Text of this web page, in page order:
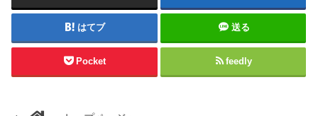
はてブ 送る
Pocket feedly